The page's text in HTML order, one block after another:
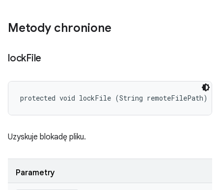
Metody chronione
lockFile
protected void lockFile (String remoteFilePath)
Uzyskuje blokadę pliku.
Parametry